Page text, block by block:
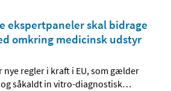
ekspertpaneler skal bidrage
omkring medicinsk udstyr
nye regler i kraft i EU, som gælder
såkaldt in vitro-diagnostisk…